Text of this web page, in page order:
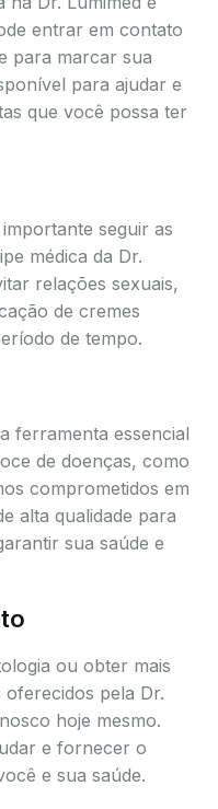
entrar em contato
para marcar sua
para ajudar e
que você possa ter
seguir as
médica da Dr.
relações sexuais,
de cremes
de tempo.
ferramenta essencial
de doenças, como
comprometidos em
alta qualidade para
sua saúde e
ou obter mais
pela Dr.
hoje mesmo.
e fornecer o
e sua saúde.